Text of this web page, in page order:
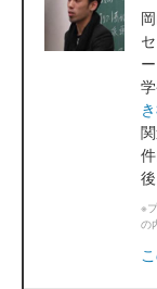
※
の